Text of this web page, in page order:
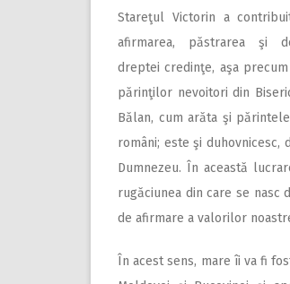
Stareţul Victorin a
afirmarea, păstrarea şi
dreptei credinţe, aşa
părinţilor nevoitori din
Bălan, cum arăta şi
români; este şi
Dumnezeu. În această
rugăciunea din care se
de afirmare a valorilor
În acest sens, mare îi va fi